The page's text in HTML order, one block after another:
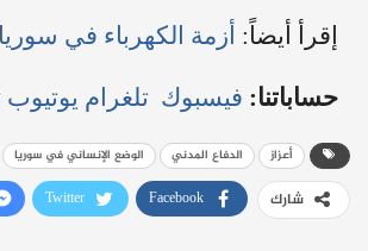
إقرأ أيضاً: أزمة الكهرباء في
حساباتنا: فيسبوك تلغرام يوتيوب
أعزاز الدفاع المدني الوضع الإنساني في سوريا
شارك Facebook
Twitter